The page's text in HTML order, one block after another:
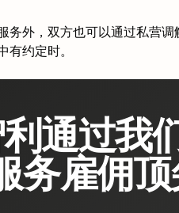
务外，双方也可以通过私营
有约定时。
通过我
务雇佣顶